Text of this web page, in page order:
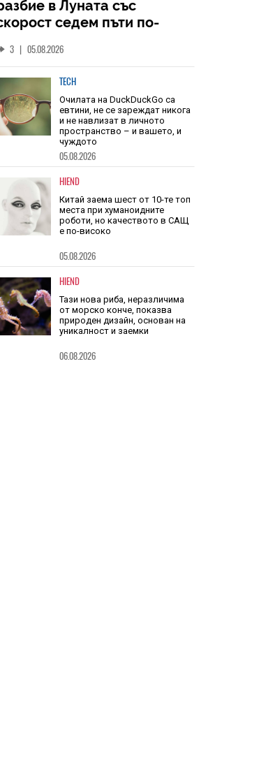
на SpaceX ще се
в Луната със
от скоростта на
05.08.2026
TECH
Очилата на DuckDuckGo са
евтини, не се зареждат никога
и не навлизат в личното
пространство – и вашето, и
чуждото
05.08.2026
HIEND
роботи, но качеството в САЩ
е по-високо
05.08.2026
HIEND
Тази нова риба, неразличима
природен дизайн, основан на